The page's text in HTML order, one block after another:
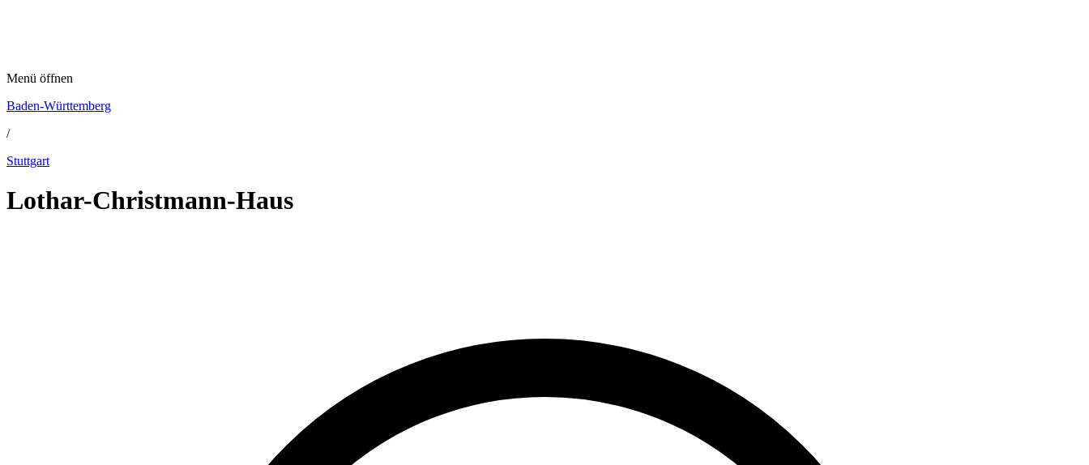
Menü öffnen
Baden-Württemberg
/
Stuttgart
Lothar-Christmann-Haus